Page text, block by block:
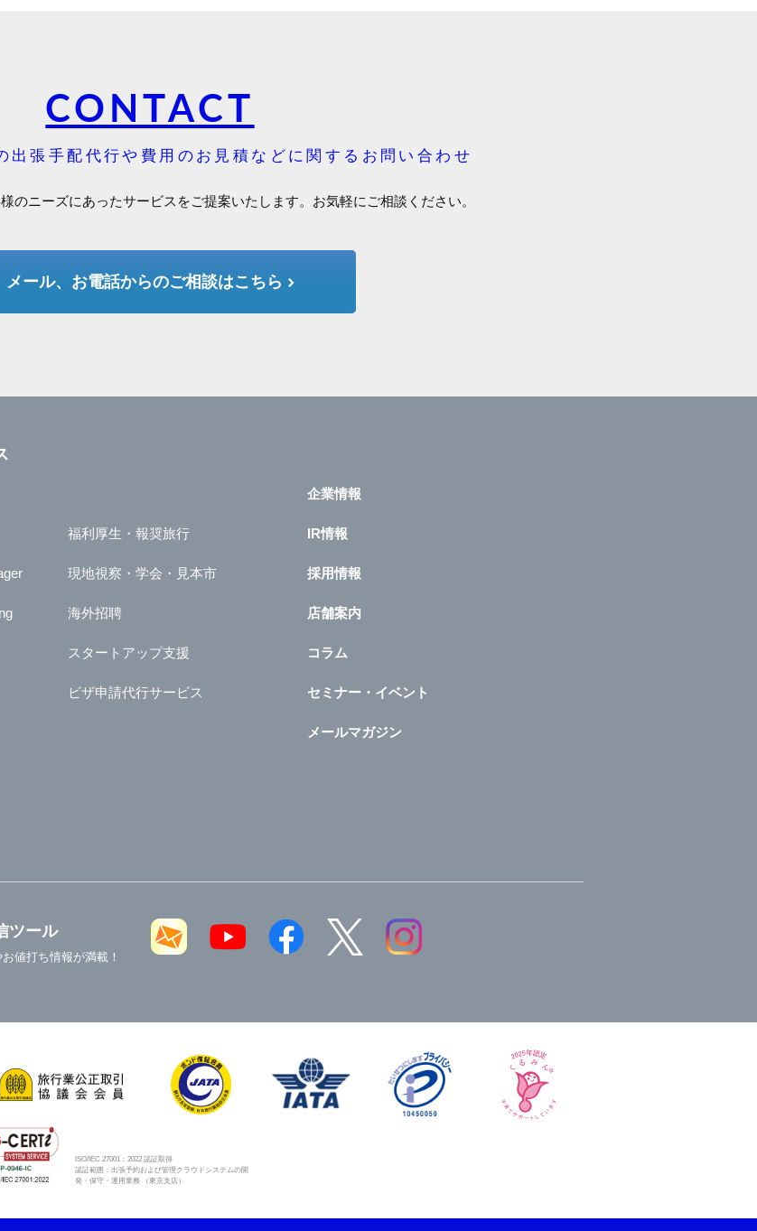
CONTACT
出張手配代行や費用のお見積などに関するお問い合わせ
のニーズにあったサービスをご提案いたします。お気軽にご相談ください。
メール、お電話からのご相談はこちら
福利厚生・報奨旅行
現地視察・学会・見本市
海外招聘
スタートアップ支援
ビザ申請代行サービス
企業情報
IR情報
採用情報
店舗案内
コラム
セミナー・イベント
メールマガジン
ツール
値打ち情報が満載！
ISO/IEC 27001：2022 認証取得
認証範囲：出張予約および管理クラウドシステムの開
発・保守・運用業務 （東京支店）